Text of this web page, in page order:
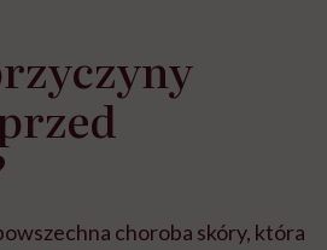
choroba skóry, która